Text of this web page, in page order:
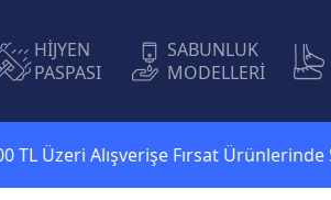
HİJYEN
PASPASI
SABUNLUK
MODELLERİ
Alışverişe Fırsat Ürünlerinde